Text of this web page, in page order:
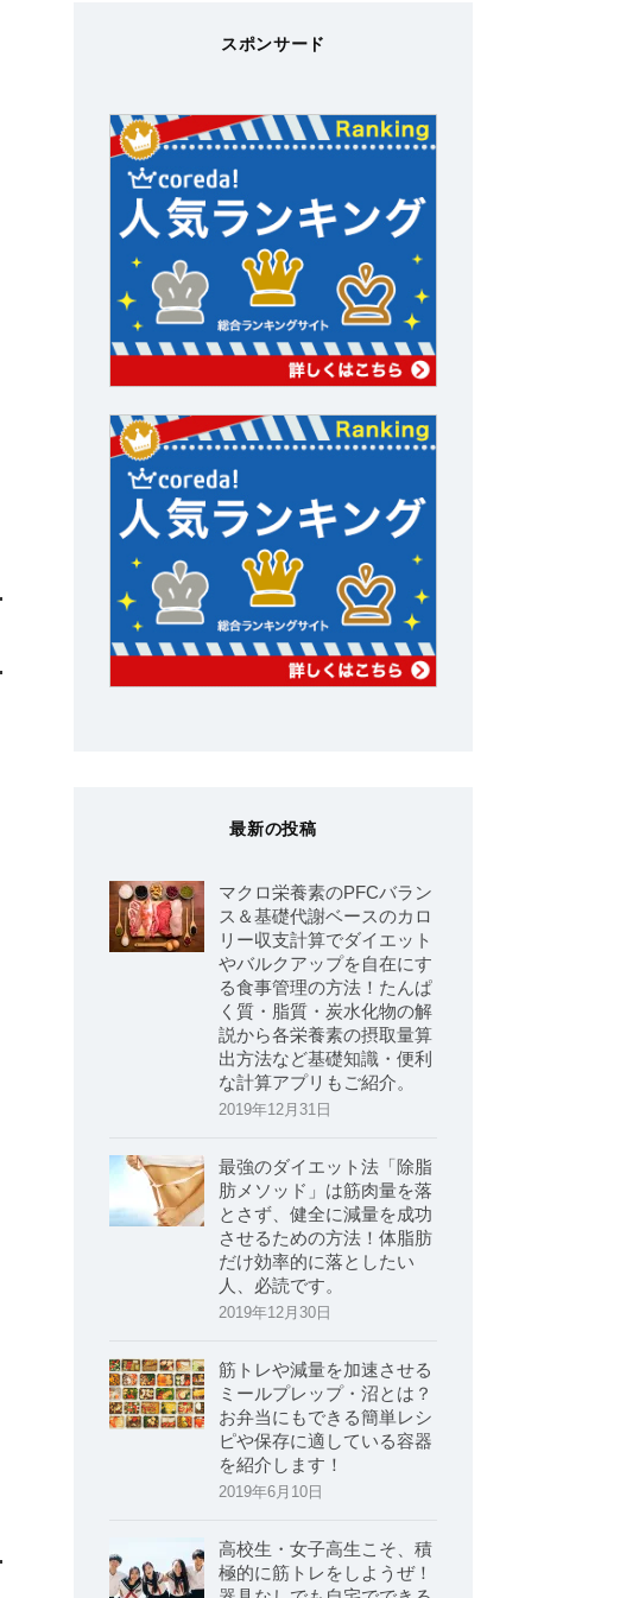
スポンサード
最新の投稿
マクロ栄養素のPFCバラン
ス＆基礎代謝ベースのカロ
リー収支計算でダイエット
やバルクアップを自在にす
る食事管理の方法！たんぱ
く質・脂質・炭水化物の解
説から各栄養素の摂取量算
出方法など基礎知識・便利
な計算アプリもご紹介。
2019年12月31日
最強のダイエット法「除脂
肪メソッド」は筋肉量を落
とさず、健全に減量を成功
させるための方法！体脂肪
だけ効率的に落としたい
人、必読です。
2019年12月30日
筋トレや減量を加速させる
ミールプレップ・沼とは？
お弁当にもできる簡単レシ
ピや保存に適している容器
を紹介します！
2019年6月10日
高校生・女子高生こそ、積
極的に筋トレをしようぜ！